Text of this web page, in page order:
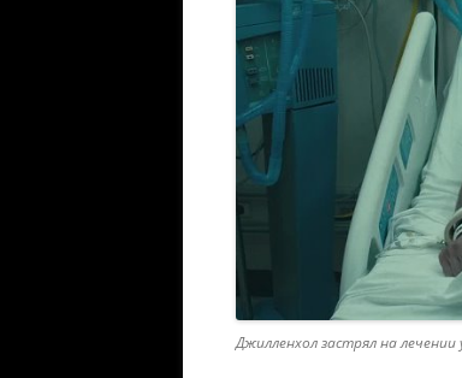
Джилленхол застрял на